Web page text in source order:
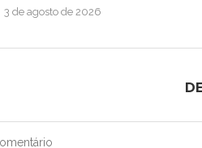
3 de agosto de 2026